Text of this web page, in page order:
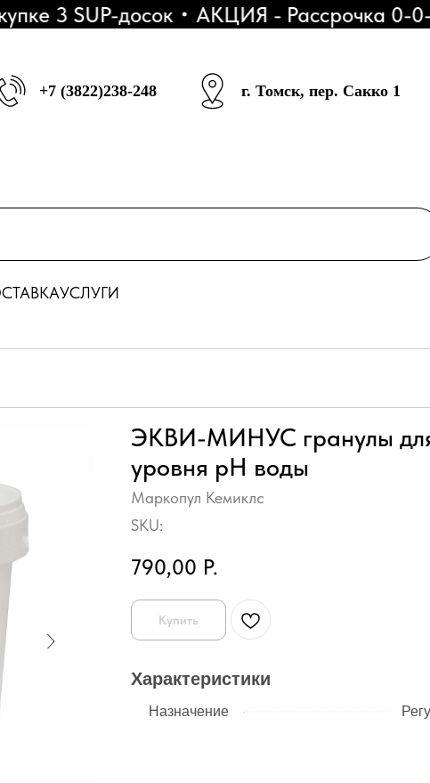
3 SUP-досок АКЦИЯ - Рассрочка 0-0-6
+7 (3822)238-248 г. Томск, пер. Сакко 1
УСЛУГИ
ЭКВИ-МИНУС гранулы
уровня рН воды
Маркопул Кемиклс
SKU:
790,00 Р.
Купить
Характеристики
Назначение